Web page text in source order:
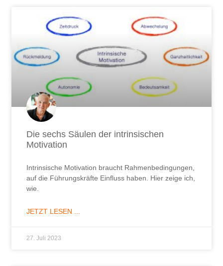
Die sechs Säulen der intrinsischen
Motivation
Intrinsische Motivation braucht Rahmenbedingungen,
auf die Führungskräfte Einfluss haben. Hier zeige ich,
wie.
JETZT LESEN ...
27. Juli 2023